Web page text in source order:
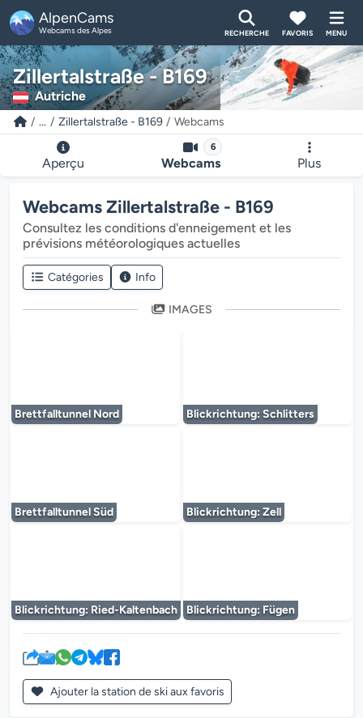
AlpenCams
Webcams des Alpes RECHERCHE FAVORIS MENU
Zillertalstraße - B169
Autriche
... Zillertalstraße - B169 Webcams
Aperçu
6
Webcams Plus
Webcams Zillertalstraße - B169
Consultez les conditions d'enneigement et les
prévisions météorologiques actuelles
Catégories Info
IMAGES
Brettfalltunnel Nord Blickrichtung: Schlitters
Brettfalltunnel Süd Blickrichtung: Zell
Blickrichtung: Ried-Kaltenbach Blickrichtung: Fügen
Ajouter la station de ski aux favoris